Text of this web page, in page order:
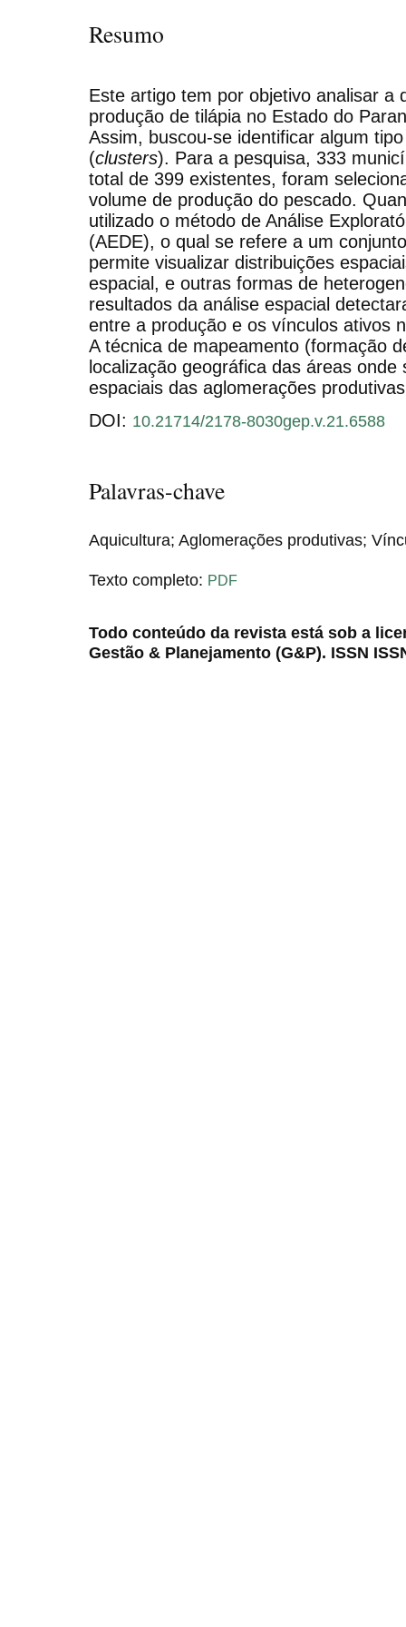
Resumo
Este artigo tem por objetivo analisar a
produção de tilápia no Estado do
Assim, buscou-se identificar algum
(clusters). Para a pesquisa, 333
total de 399 existentes, foram
volume de produção do pescado.
utilizado o método de Análise
(AEDE), o qual se refere a um
permite visualizar distribuições
espacial, e outras formas de
resultados da análise espacial
entre a produção e os vínculos ativos
A técnica de mapeamento (formação
localização geográfica das áreas
espaciais das aglomerações
DOI: 10.21714/2178-8030gep.v.21.6588
Palavras-chave
Aquicultura; Aglomerações produtivas;
Texto completo: PDF
Todo conteúdo da revista está sob a
Gestão & Planejamento (G&P). ISSN